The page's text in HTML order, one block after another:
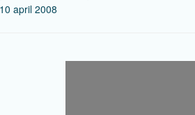
april 2008